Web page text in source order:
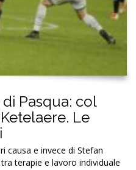
Pasqua: col
Le
causa e invece di Stefan
terapie e lavoro individuale